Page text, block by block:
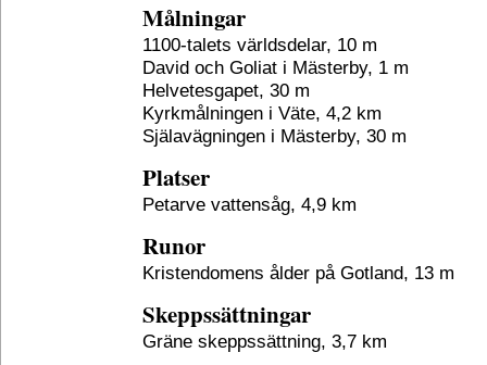
Målningar
1100-talets världsdelar, 10 m
David och Goliat i Mästerby, 1 m
Helvetesgapet, 30 m
Kyrkmålningen i Väte, 4,2 km
Själavägningen i Mästerby, 30 m
Platser
Petarve vattensåg, 4,9 km
Runor
Kristendomens ålder på Gotland, 13 m
Skeppssättningar
Gräne skeppssättning, 3,7 km